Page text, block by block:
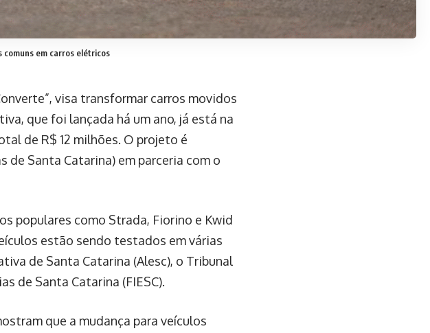
em carros elétricos
visa transformar carros movidos
que foi lançada há um ano, já está na
de R$ 12 milhões. O projeto é
de Santa Catarina) em parceria com o
populares como Strada, Fiorino e Kwid
estão sendo testados em várias
de Santa Catarina (Alesc), o Tribunal
de Santa Catarina (FIESC).
que a mudança para veículos